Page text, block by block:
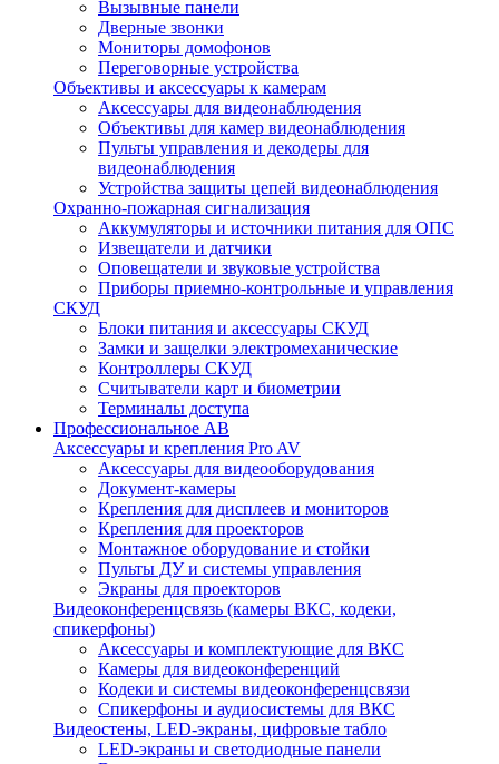
Вызывные панели
Дверные звонки
Мониторы домофонов
Переговорные устройства
Объективы и аксессуары к камерам
Аксессуары для видеонаблюдения
Объективы для камер видеонаблюдения
Пульты управления и декодеры для
видеонаблюдения
Устройства защиты цепей видеонаблюдения
Охранно-пожарная сигнализация
Аккумуляторы и источники питания для ОПС
Извещатели и датчики
Оповещатели и звуковые устройства
Приборы приемно-контрольные и управления
СКУД
Блоки питания и аксессуары СКУД
Замки и защелки электромеханические
Контроллеры СКУД
Считыватели карт и биометрии
Терминалы доступа
Профессиональное АВ
Аксессуары и крепления Pro AV
Аксессуары для видеооборудования
Документ-камеры
Крепления для дисплеев и мониторов
Крепления для проекторов
Монтажное оборудование и стойки
Пульты ДУ и системы управления
Экраны для проекторов
Видеоконференцсвязь (камеры ВКС, кодеки,
спикерфоны)
Аксессуары и комплектующие для ВКС
Камеры для видеоконференций
Кодеки и системы видеоконференцсвязи
Спикерфоны и аудиосистемы для ВКС
Видеостены, LED-экраны, цифровые табло
LED-экраны и светодиодные панели